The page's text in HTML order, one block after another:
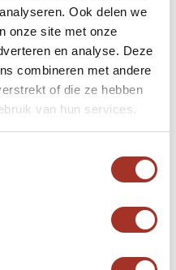
Ook delen we
onze site met onze
en analyse. Deze
combineren met andere
of die ze hebben
van hun services.
zoektocht